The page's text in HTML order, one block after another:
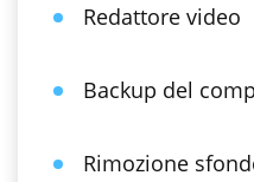
Redattore video
Backup del
Rimozione